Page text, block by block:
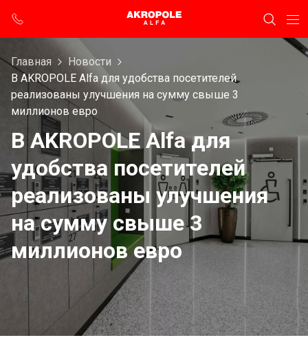
Главная
Новости
В AKROPOLE Alfa для удобства посетителей
реализованы улучшения на сумму свыше 3
миллионов евро
В AKROPOLE Alfa для
удобства посетителей
реализованы улучшения
на сумму свыше 3
миллионов евро